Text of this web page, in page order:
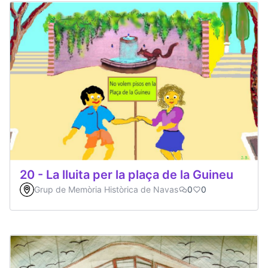
20 - La lluita per la plaça de la Guineu
Grup de Memòria Històrica de Navas 0 0